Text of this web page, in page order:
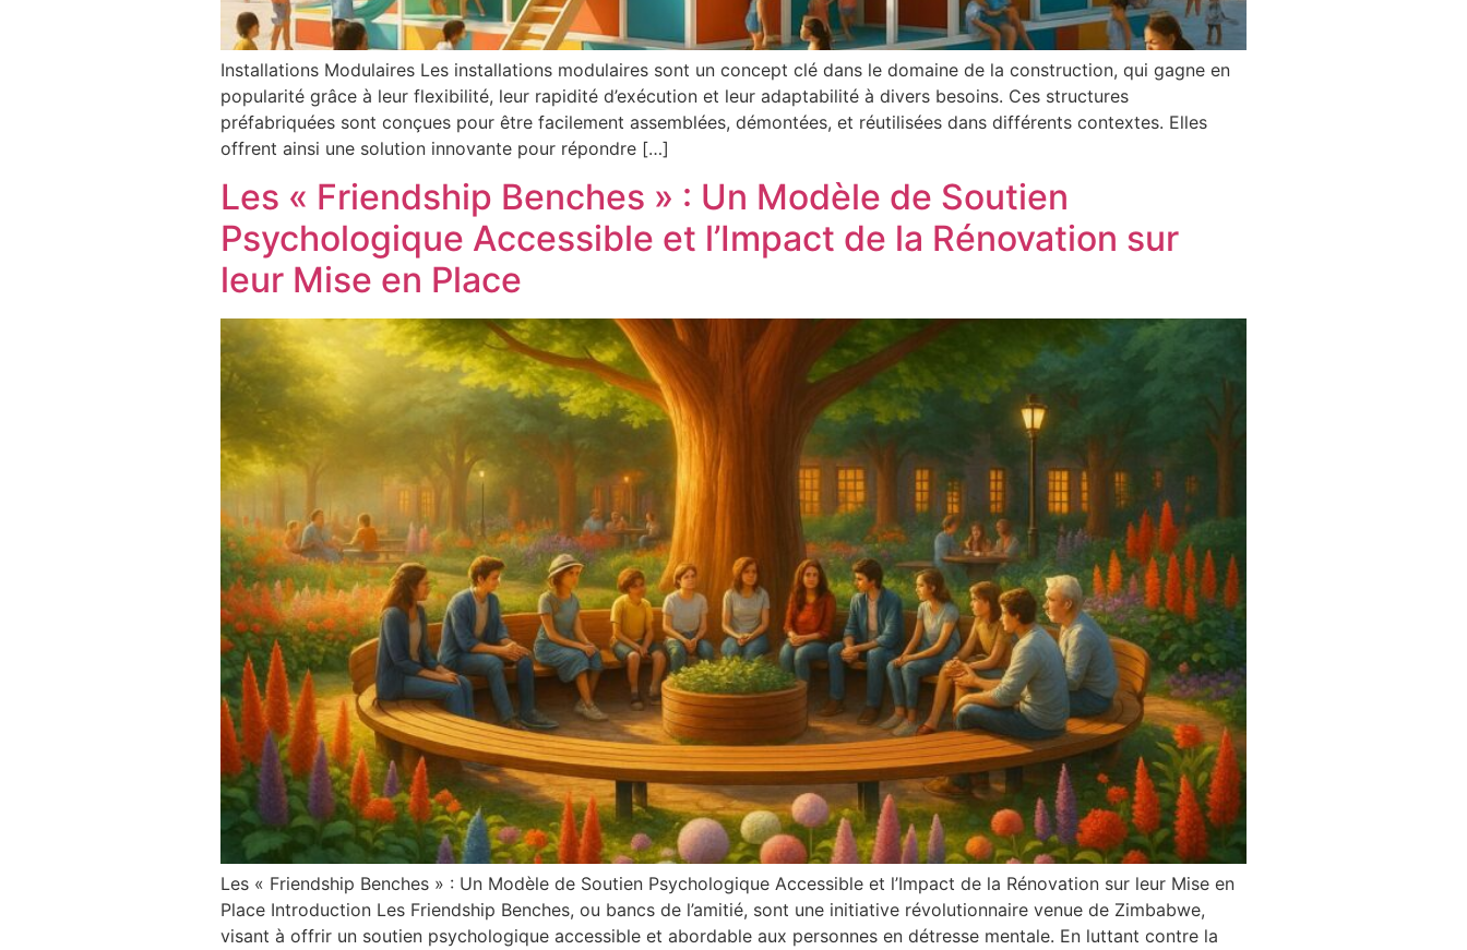
Installations Modulaires Les installations modulaires sont un concept clé dans le domaine de la construction, qui gagne en
popularité grâce à leur flexibilité, leur rapidité d’exécution et leur adaptabilité à divers besoins. Ces structures
préfabriquées sont conçues pour être facilement assemblées, démontées, et réutilisées dans différents contextes. Elles
offrent ainsi une solution innovante pour répondre […]
Les « Friendship Benches » : Un Modèle de Soutien
Psychologique Accessible et l’Impact de la Rénovation sur
leur Mise en Place
Les « Friendship Benches » : Un Modèle de Soutien Psychologique Accessible et l’Impact de la Rénovation sur leur Mise en
Place Introduction Les Friendship Benches, ou bancs de l’amitié, sont une initiative révolutionnaire venue de Zimbabwe,
visant à offrir un soutien psychologique accessible et abordable aux personnes en détresse mentale. En luttant contre la